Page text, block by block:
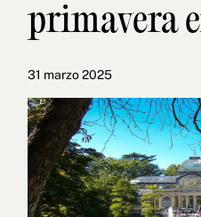
primavera
31 marzo 2025